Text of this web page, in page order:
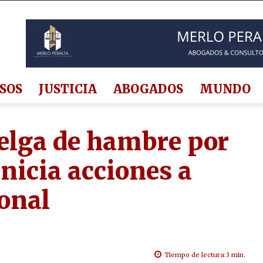
JUSTICIA ABOGADOS MUNDO
de hambre por
acciones a
Tiempo de lectura:3 min.